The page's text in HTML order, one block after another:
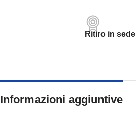
Ritiro in sede
Informazioni aggiuntive